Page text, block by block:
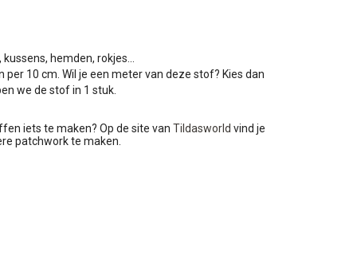
hemden, rokjes...
per 10 cm. Wil je een meter van deze stof? Kies dan
we de stof in 1 stuk.
iets te maken? Op de site van Tildasworld vind je
patchwork te maken.